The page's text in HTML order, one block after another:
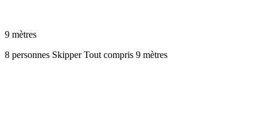
9 mètres
8 personnes Skipper Tout compris 9 mètres